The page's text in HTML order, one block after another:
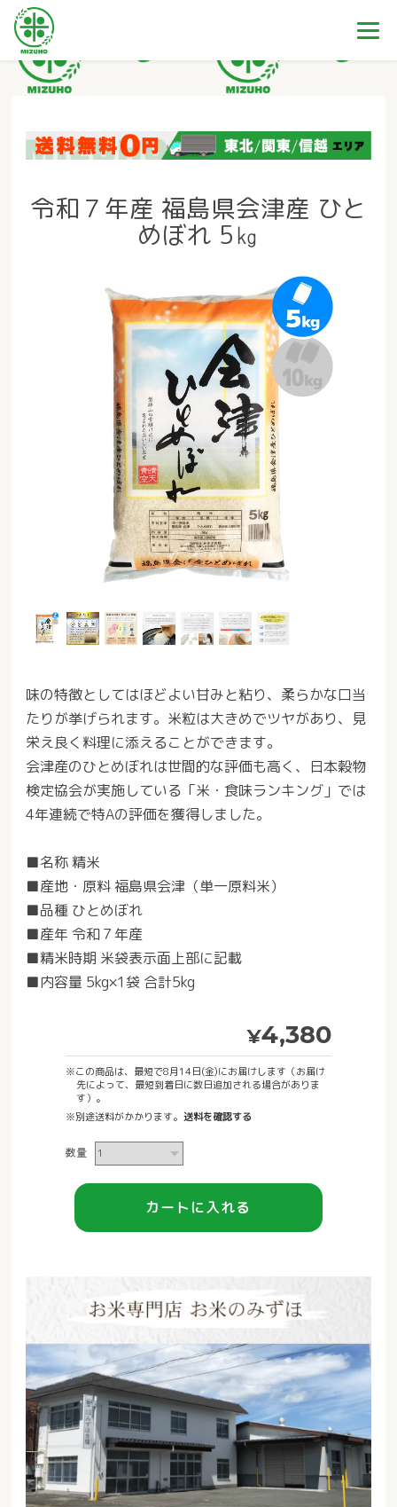
令和７年産 福島県会津産 ひと
めぼれ 5㎏
味の特徴としてはほどよい甘みと粘り、柔らかな口当
たりが挙げられます。米粒は大きめでツヤがあり、見
栄え良く料理に添えることができます。
会津産のひとめぼれは世間的な評価も高く、日本穀物
検定協会が実施している「米・食味ランキング」では
4年連続で特Aの評価を獲得しました。
■名称 精米
■産地・原料 福島県会津（単一原料米）
■品種 ひとめぼれ
■産年 令和７年産
■精米時期 米袋表示面上部に記載
■内容量 5kg×1袋 合計5kg
¥4,380
※この商品は、最短で8月14日(金)にお届けします（お届け
先によって、最短到着日に数日追加される場合がありま
す）。
※別途送料がかかります。 送料を確認する
数量
カートに入れる